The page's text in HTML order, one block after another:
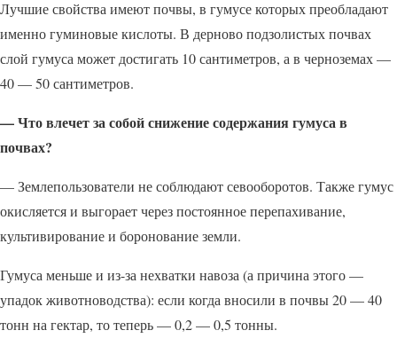
Лучшие свойства имеют почвы, в гумусе которых преобладают
именно гуминовые кислоты. В дерново подзолистых почвах
слой гумуса может достигать 10 сантиметров, а в черноземах —
40 — 50 сантиметров.
— Что влечет за собой снижение содержания гумуса в
почвах?
— Землепользователи не соблюдают севооборотов. Также гумус
окисляется и выгорает через постоянное перепахивание,
культивирование и боронование земли.
Гумуса меньше и из-за нехватки навоза (а причина этого —
упадок животноводства): если когда вносили в почвы 20 — 40
тонн на гектар, то теперь — 0,2 — 0,5 тонны.